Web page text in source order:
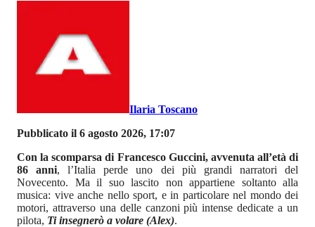
Ilaria Toscano
Pubblicato il 6 agosto 2026, 17:07
Con la scomparsa di Francesco Guccini, avvenuta all’età di
86 anni, l’Italia perde uno dei più grandi narratori del
Novecento. Ma il suo lascito non appartiene soltanto alla
musica: vive anche nello sport, e in particolare nel mondo dei
motori, attraverso una delle canzoni più intense dedicate a un
pilota, Ti insegnerò a volare (Alex).